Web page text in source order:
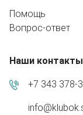
Помощь
Вопрос-ответ
Наши контакты
+7 343 378-